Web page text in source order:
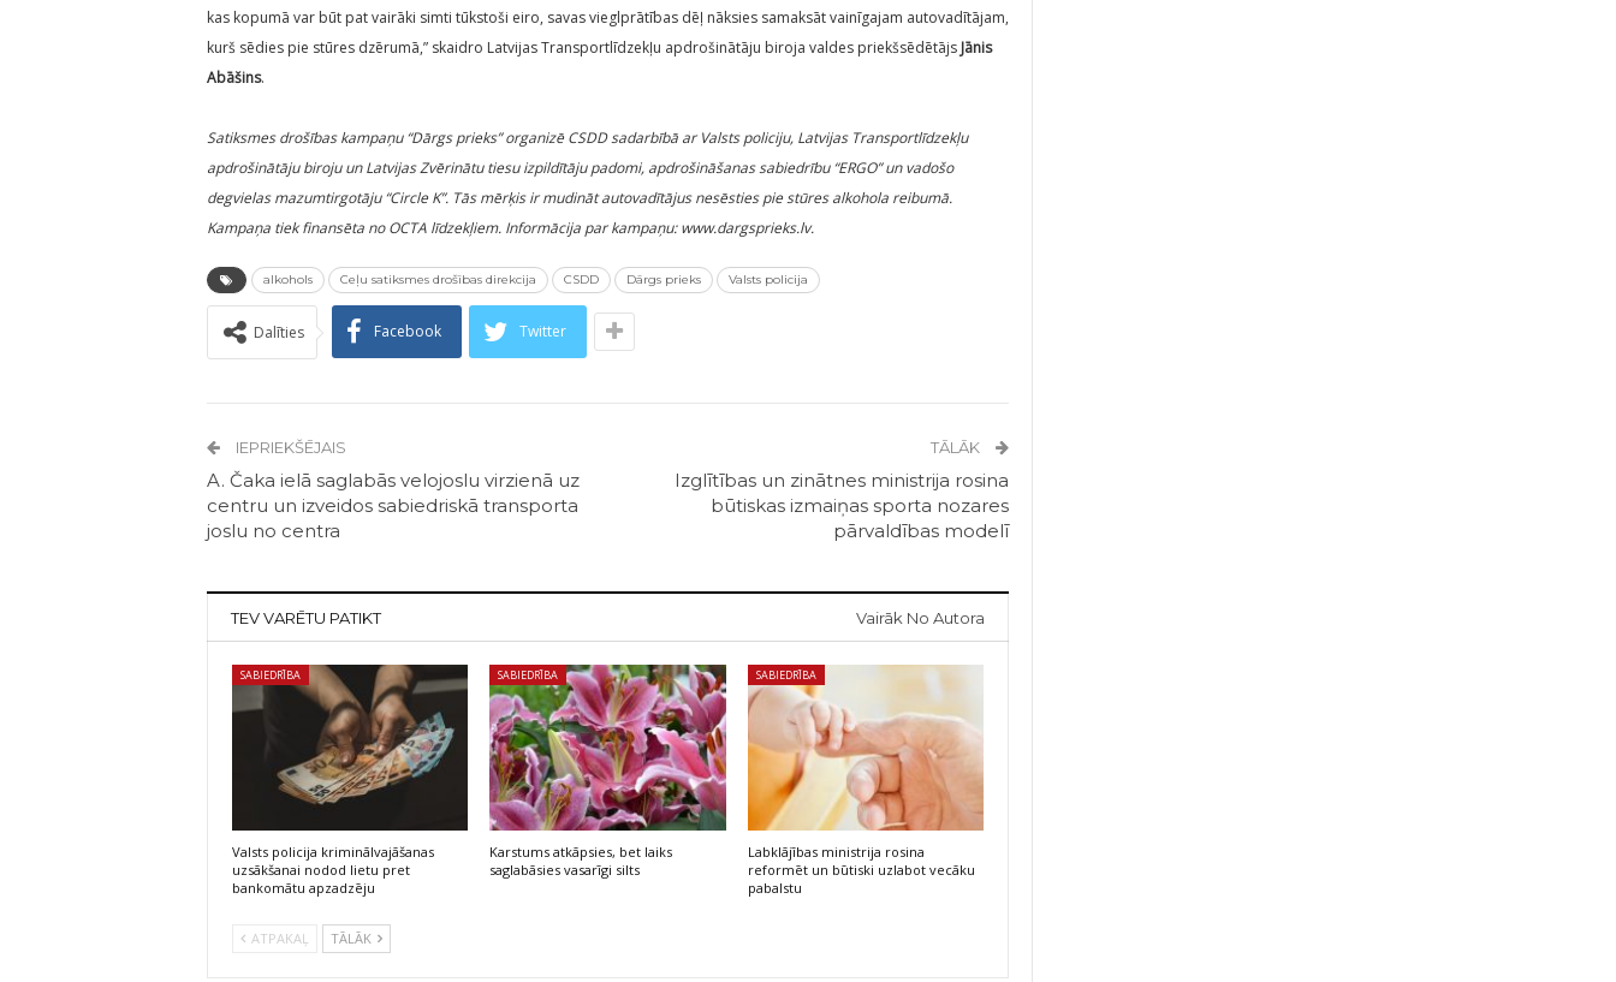
kas kopumā var būt pat vairāki simti tūkstoši eiro, savas vieglprātības dēļ nāksies samaksāt vainīgajam autovadītājam,
kurš sēdies pie stūres dzērumā,” skaidro Latvijas Transportlīdzekļu apdrošinātāju biroja valdes priekšsēdētājs Jānis
Abāšins.
Satiksmes drošības kampaņu “Dārgs prieks” organizē CSDD sadarbībā ar Valsts policiju, Latvijas Transportlīdzekļu
apdrošinātāju biroju un Latvijas Zvērinātu tiesu izpildītāju padomi, apdrošināšanas sabiedrību “ERGO” un vadošo
degvielas mazumtirgotāju “Circle K”. Tās mērķis ir mudināt autovadītājus nesēsties pie stūres alkohola reibumā.
Kampaņa tiek finansēta no OCTA līdzekļiem. Informācija par kampaņu: www.dargsprieks.lv.
alkohols Ceļu satiksmes drošības direkcija CSDD Dārgs prieks Valsts policija
Dalīties Facebook Twitter
IEPRIEKŠĒJAIS
A. Čaka ielā saglabās velojoslu virzienā uz
centru un izveidos sabiedriskā transporta
joslu no centra
TĀLĀK
Izglītības un zinātnes ministrija rosina
būtiskas izmaiņas sporta nozares
pārvaldības modelī
TEV VARĒTU PATIKT Vairāk No Autora
SABIEDRĪBA
Valsts policija kriminālvajāšanas
uzsākšanai nodod lietu pret
bankomātu apzadzēju
SABIEDRĪBA
Karstums atkāpsies, bet laiks
saglabāsies vasarīgi silts
SABIEDRĪBA
Labklājības ministrija rosina
reformēt un būtiski uzlabot vecāku
pabalstu
ATPAKAĻ TĀLĀK